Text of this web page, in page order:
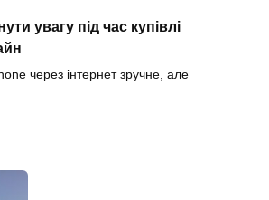
увагу під час купівлі
через інтернет зручне, але